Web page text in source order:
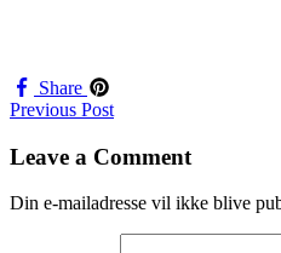
Share
Navigation
til
Previous Post
Leave a Comment
Din e-mailadresse vil ikke blive